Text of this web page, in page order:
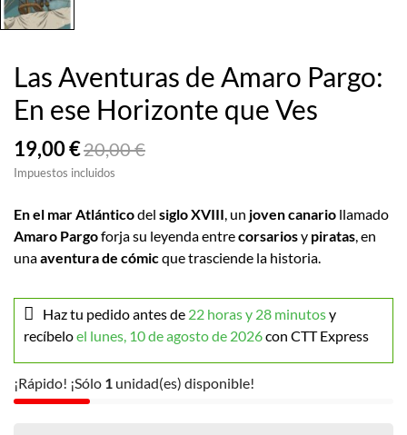
Las Aventuras de Amaro Pargo:
En ese Horizonte que Ves
19,00 €20,00 €
Impuestos incluidos
En el mar Atlánticodel siglo XVIII, un joven canario llamado
Amaro Pargoforja su leyenda entrecorsariosy piratas, en
unaaventura de cómicque trasciende la historia.
Haz tu pedido antes de 22 horas y 28 minutosy
recíbeloel lunes, 10 de agosto de 2026con CTT Express
¡Rápido! ¡Sólo 1 unidad(es) disponible!